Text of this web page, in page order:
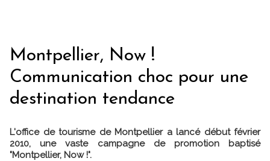
Montpellier, Now !
Communication choc pour une
destination tendance
L'office de tourisme de Montpellier a lancé début février
2010, une vaste campagne de promotion baptisé
"Montpellier, Now !".